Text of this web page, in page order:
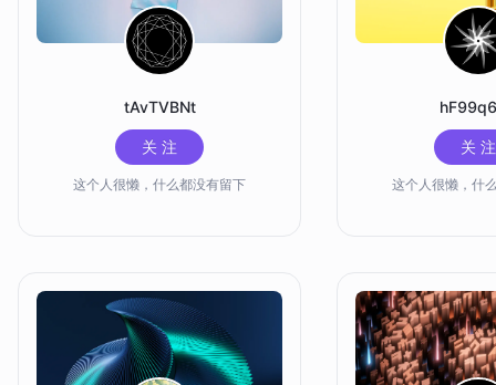
tAvTVBNt
关 注
这个人很懒，什么都没有留下
关 注
这个人很懒，什